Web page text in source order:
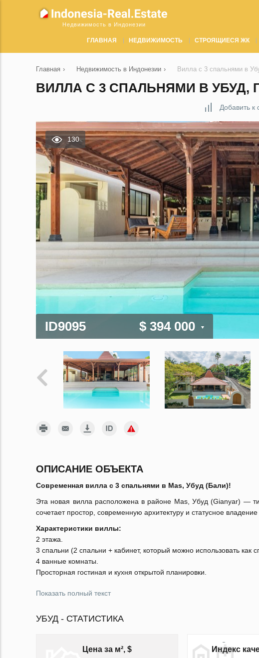
Недвижимость в Индонезии
ГЛАВНАЯ НЕДВИЖИМОСТЬ СТРОЯЩИЕСЯ ЖК
Главная › Недвижимость в Индонезии › Вилла с 3 спальнями в
ВИЛЛА С 3 СПАЛЬНЯМИ В УБУД,
Добавить к
130
ID9095 $ 394 000
ОПИСАНИЕ ОБЪЕКТА
Современная вилла с 3 спальнями в Mas, Убуд (Бали)!
Эта новая вилла расположена в районе Mas, Убуд (Gianyar) —
сочетает простор, современную архитектуру и статусное
Характеристики виллы:
2 этажа.
3 спальни (2 спальни + кабинет, который можно использовать как
4 ванные комнаты.
Просторная гостиная и кухня открытой планировки.
Показать полный текст
УБУД - СТАТИСТИКА
Цена за м², $ Индекс